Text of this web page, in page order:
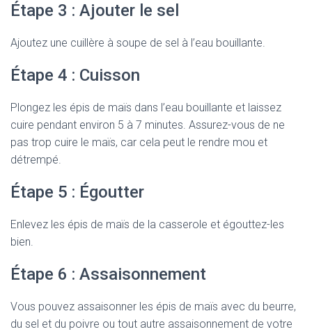
Étape 3 : Ajouter le sel
Ajoutez une cuillère à soupe de sel à l’eau bouillante.
Étape 4 : Cuisson
Plongez les épis de maïs dans l’eau bouillante et laissez
cuire pendant environ 5 à 7 minutes. Assurez-vous de ne
pas trop cuire le maïs, car cela peut le rendre mou et
détrempé.
Étape 5 : Égoutter
Enlevez les épis de maïs de la casserole et égouttez-les
bien.
Étape 6 : Assaisonnement
Vous pouvez assaisonner les épis de maïs avec du beurre,
du sel et du poivre ou tout autre assaisonnement de votre